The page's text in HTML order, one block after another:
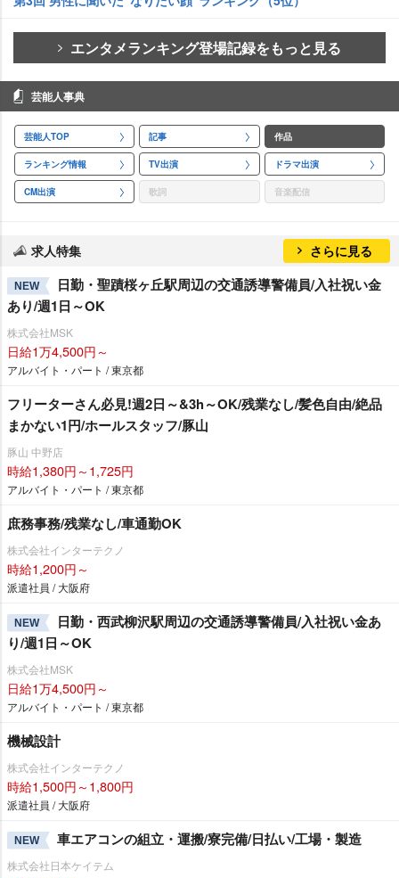
エンタメランキング登場記録をもっと見る
芸能人事典
芸能人TOP 記事 作品
ランキング情報 TV出演 ドラマ出演
CM出演 歌詞 音楽配信
求人特集 さらに見る
NEW
日勤・聖蹟桜ヶ丘駅周辺の交通誘導警備員/入社祝い金
あり/週1日～OK
株式会社MSK
日給1万4,500円～
アルバイト・パート / 東京都
フリーターさん必見!週2日～&3h～OK/残業なし/髪色自由/絶品
まかない1円/ホールスタッフ/豚山
豚山 中野店
時給1,380円～1,725円
アルバイト・パート / 東京都
庶務事務/残業なし/車通勤OK
株式会社インターテクノ
時給1,200円～
派遣社員 / 大阪府
NEW
日勤・西武柳沢駅周辺の交通誘導警備員/入社祝い金あ
り/週1日～OK
株式会社MSK
日給1万4,500円～
アルバイト・パート / 東京都
機械設計
株式会社インターテクノ
時給1,500円～1,800円
派遣社員 / 大阪府
NEW 車エアコンの組立・運搬/寮完備/日払い/工場・製造
株式会社日本ケイテム